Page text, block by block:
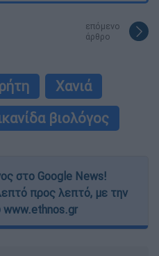
επόμενο
άρθρο
Χανιά
βιολόγος
στο Google News!
προς λεπτό, με την
www.ethnos.gr